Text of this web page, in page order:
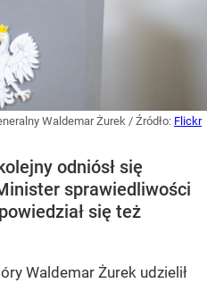
Waldemar Żurek / Źródło: Flickr
odniósł się
sprawiedliwości
się też
Waldemar Żurek udzielił